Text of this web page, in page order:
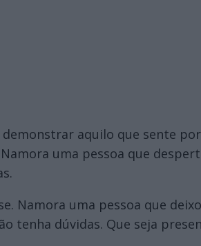
aquilo que sente
uma pessoa que
Namora uma pessoa que
tenha dúvidas. Que seja